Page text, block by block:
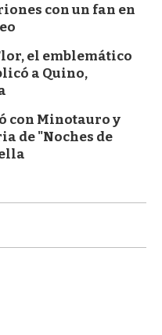
con un fan en
el emblemático
a Quino,
con Minotauro y
de "Noches de